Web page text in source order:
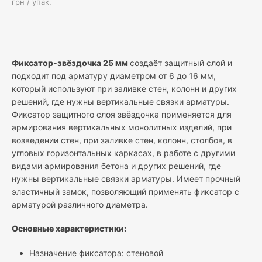
Фиксатор-звёздочка 25 мм создаёт защитный слой и
подходит под арматуру диаметром от 6 до 16 мм,
который используют при заливке стен, колонн и других
решений, где нужны вертикальные связки арматуры.
Фиксатор защитного слоя звёздочка применяется для
армирования вертикальных монолитных изделий, при
возведении стен, при заливке стен, колонн, столбов, в
угловых горизонтальных каркасах, в работе с другими
видами армирования бетона и других решений, где
нужны вертикальные связки арматуры. Имеет прочный
эластичный замок, позволяющий применять фиксатор с
арматурой различного диаметра.
Основные характеристики:
Назначение фиксатора: стеновой